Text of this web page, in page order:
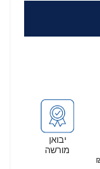
יבואן
מורשה